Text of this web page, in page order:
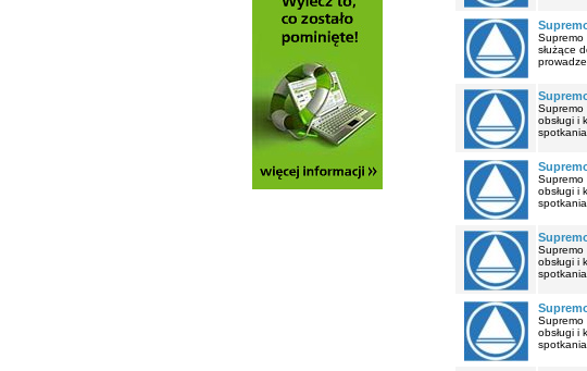
Supremo
służące
Supremo
obsługi i
spotkania
Supremo
obsługi i
spotkania
Supremo
obsługi i
spotkania
Supremo
obsługi i
spotkania